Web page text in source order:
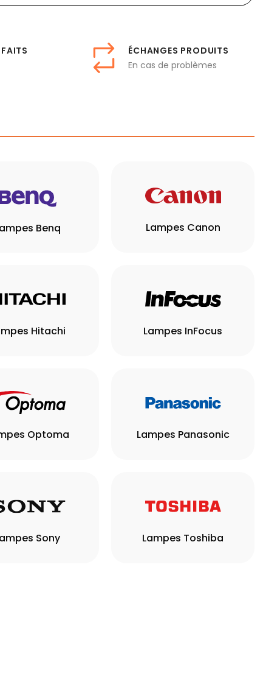
ÉCHANGES PRODUITS
En cas de problèmes
Benq Lampes Canon
Hitachi Lampes InFocus
Optoma Lampes Panasonic
Sony Lampes Toshiba